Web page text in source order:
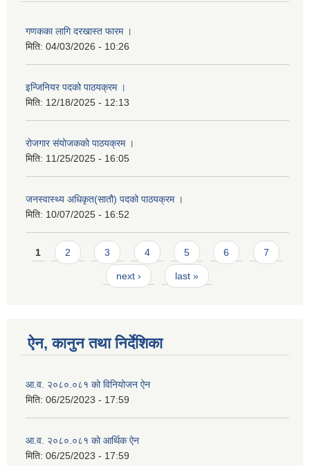
गणकका लागि दरखास्त फारम ।
मिति: 04/03/2026 - 10:26
इन्जिनियर पदको पाठयक्रम ।
मिति: 12/18/2025 - 12:13
रोजगार संयोजकको पाठयक्रम ।
मिति: 11/25/2025 - 16:05
जनस्वास्थ्य अधिकृत(सातौ) पदको पाठयक्रम ।
मिति: 10/07/2025 - 16:52
Pages
1 2 3 4 5 6 7
next › last »
ऐन, कानुन तथा निर्देशिका
आ.व. २०८०.०८१ को विनियोजन ऐन
मिति: 06/25/2023 - 17:59
आ.व. २०८०.०८१ को आर्थिक ऐन
मिति: 06/25/2023 - 17:59